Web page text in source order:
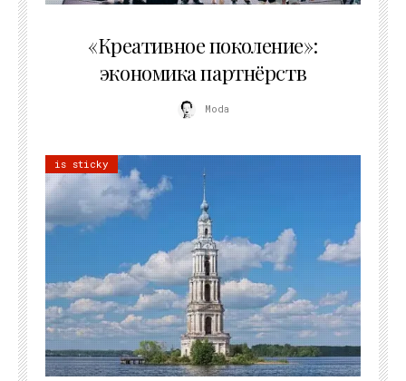
«Креативное поколение»:
экономика партнёрств
Moda
is sticky